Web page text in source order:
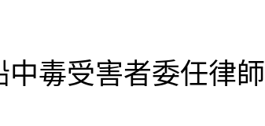
中毒受害者委任律